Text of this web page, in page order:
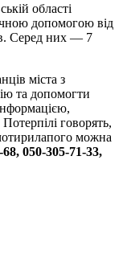
області
допомогою від
Серед них — 7
міста з
та допомогти
говорять,
можна
050-305-71-33,